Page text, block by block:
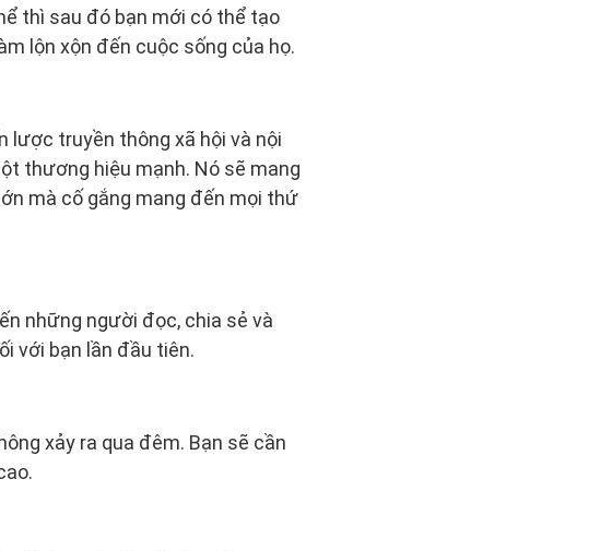
thì sau đó bạn mới có thể tạo
lộn xộn đến cuộc sống của họ.
lược truyền thông xã hội và nội
thương hiệu mạnh. Nó sẽ mang
mà cố gắng mang đến mọi thứ
những người đọc, chia sẻ và
với bạn lần đầu tiên.
xảy ra qua đêm. Bạn sẽ cần